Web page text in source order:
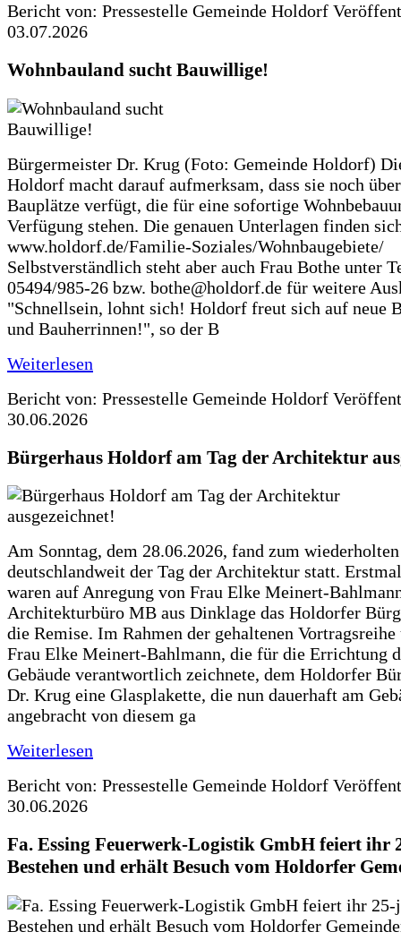
Bericht von: Pressestelle Gemeinde Holdorf
03.07.2026
Wohnbauland sucht Bauwillige!
Bürgermeister Dr. Krug (Foto: Gemeinde Holdorf)
Holdorf macht darauf aufmerksam, dass sie noch
Bauplätze verfügt, die für eine sofortige
Verfügung stehen. Die genauen Unterlagen finden
www.holdorf.de/Familie-Soziales/Wohnbaugebiete/
Selbstverständlich steht aber auch Frau Bothe unter
05494/985-26 bzw. bothe@holdorf.de für weitere
"Schnellsein, lohnt sich! Holdorf freut sich auf neue
und Bauherrinnen!", so der B
Weiterlesen
Bericht von: Pressestelle Gemeinde Holdorf
30.06.2026
Bürgerhaus Holdorf am Tag der Architektur
Am Sonntag, dem 28.06.2026, fand zum
deutschlandweit der Tag der Architektur statt.
waren auf Anregung von Frau Elke Meinert-
Architekturbüro MB aus Dinklage das Holdorfer
die Remise. Im Rahmen der gehaltenen
Frau Elke Meinert-Bahlmann, die für die Errichtung
Gebäude verantwortlich zeichnete, dem Holdorfer
Dr. Krug eine Glasplakette, die nun dauerhaft am
angebracht von diesem ga
Weiterlesen
Bericht von: Pressestelle Gemeinde Holdorf
30.06.2026
Fa. Essing Feuerwerk-Logistik GmbH feiert ihr
Bestehen und erhält Besuch vom Holdorfer